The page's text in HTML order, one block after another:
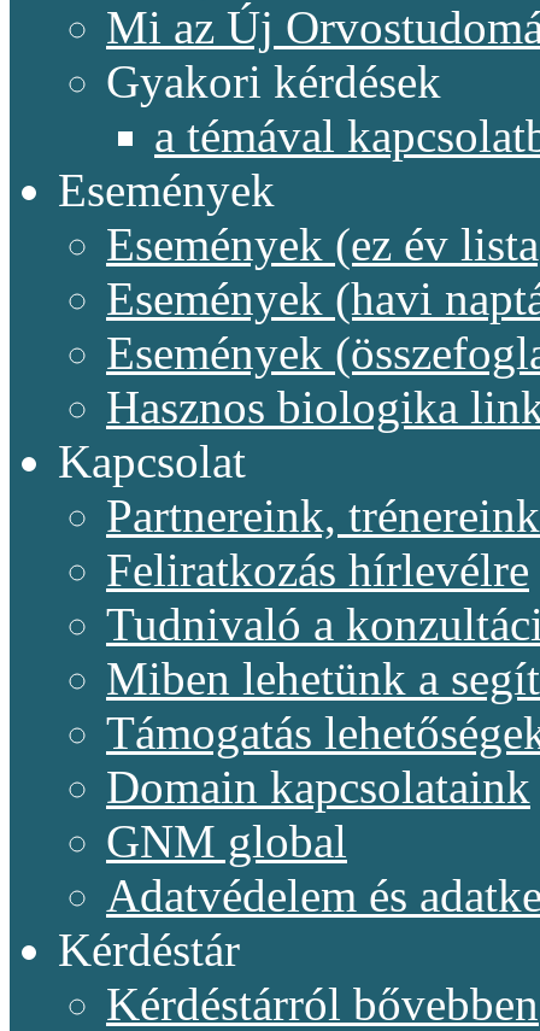
Mi az Új
Gyakori kérdések
a témával
Események
Események (ez év
Események (havi
Események
Hasznos biologika
Kapcsolat
Partnereink, trénereink
Feliratkozás hírlevélre
Tudnivaló a
Miben lehetünk a
Támogatás
Domain kapcsolataink
GNM global
Adatvédelem és
Kérdéstár
Kérdéstárról bővebben